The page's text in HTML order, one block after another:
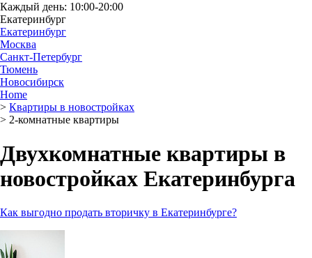
Каждый день: 10:00-20:00
Екатеринбург
Екатеринбург
Москва
Санкт-Петербург
Тюмень
Новосибирск
Home
> Квартиры в новостройках
> 2-комнатные квартиры
Двухкомнатные квартиры в
новостройках Екатеринбурга
Как выгодно продать вторичку в Екатеринбурге?